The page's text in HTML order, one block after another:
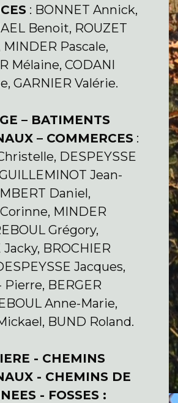
: BONNET Annick,
Benoit, ROUZET
Pascale,
Mélaine, CODANI
GARNIER Valérie.
– BATIMENTS
– COMMERCES :
DESPEYSSE
Jean-
Daniel,
MINDER
Grégory,
Jacky, BROCHIER
Jacques,
Pierre, BERGER
Anne-Marie,
BUND Roland.
- CHEMINS
- CHEMINS DE
- FOSSES :